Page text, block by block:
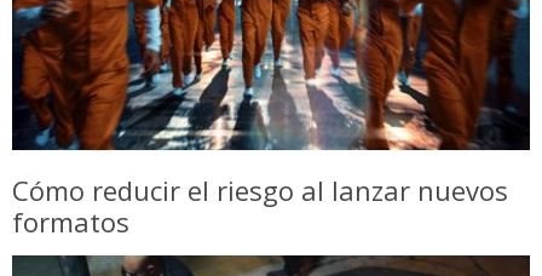
Cómo reducir el riesgo al lanzar nuevos
formatos